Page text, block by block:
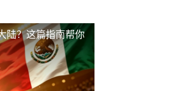
陆？这篇指南帮你